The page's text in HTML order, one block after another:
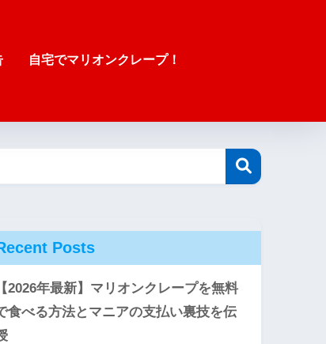
自宅でマリオンクレープ！
Posts
【2026年最新】マリオンクレープを無料
食べる方法とマニアの支払い裏技を伝